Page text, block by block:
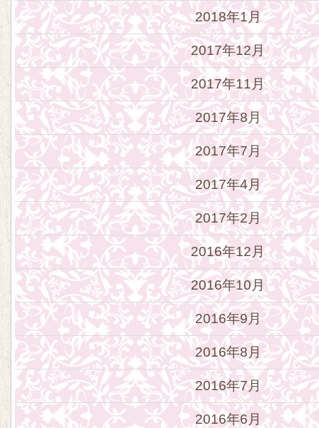
2018年1月
2017年12月
2017年11月
2017年8月
2017年7月
2017年4月
2017年2月
2016年12月
2016年10月
2016年9月
2016年8月
2016年7月
2016年6月